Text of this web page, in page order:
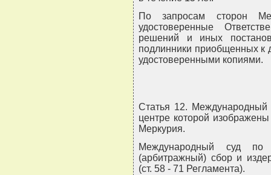
По запросам сторон
удостоверенные
решений и иных
подлинники приобщенных к
удостоверенными копиями.
Статья 12. Международный
центре которой
Меркурия.
Международный суд по
(арбитражный) сбор и
(ст. 58 - 71 Регламента).